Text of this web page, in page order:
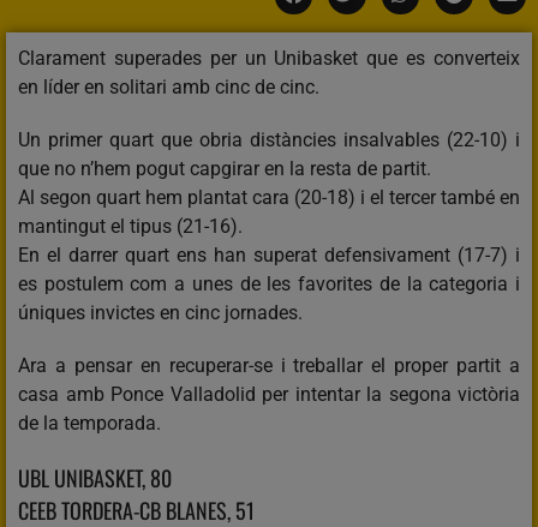
Clarament superades per un Unibasket que es converteix
en líder en solitari amb cinc de cinc.
Un primer quart que obria distàncies insalvables (22-10) i
que no n’hem pogut capgirar en la resta de partit.
Al segon quart hem plantat cara (20-18) i el tercer també en
mantingut el tipus (21-16).
En el darrer quart ens han superat defensivament (17-7) i
es postulem com a unes de les favorites de la categoria i
úniques invictes en cinc jornades.
Ara a pensar en recuperar-se i treballar el proper partit a
casa amb Ponce Valladolid per intentar la segona victòria
de la temporada.
UBL UNIBASKET, 80
CEEB TORDERA-CB BLANES, 51